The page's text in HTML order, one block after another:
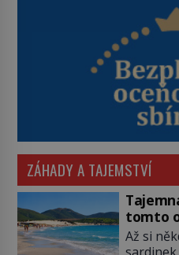
ZÁHADY A TAJEMSTVÍ
tomto
Až si